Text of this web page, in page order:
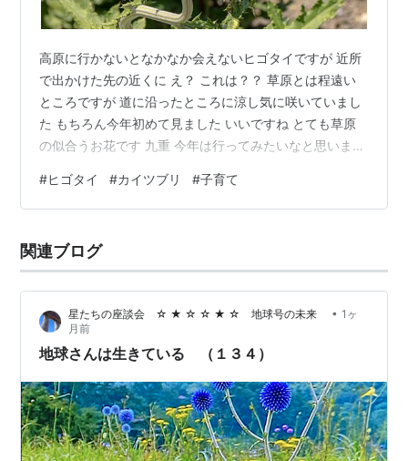
高原に行かないとなかなか会えないヒゴタイですが 近所
で出かけた先の近くに え？ これは？？ 草原とは程遠い
ところですが 道に沿ったところに涼し気に咲いていまし
た もちろん今年初めて見ました いいですね とても草原
の似合うお花です 九重 今年は行ってみたいなと思います
ちょうど産まれたてのようで5センチくらいにしか見えま
せん 子供を思う気持ちがひしひしと伝わります カイツブ
退散です
#ヒゴタイ #カイツブリ #子育て
関連ブログ
星たちの座談会 ☆ ★ ☆ ☆ ★ ☆ 地球号の未来 • 1ヶ
月前
地球さんは生きている （１３４）